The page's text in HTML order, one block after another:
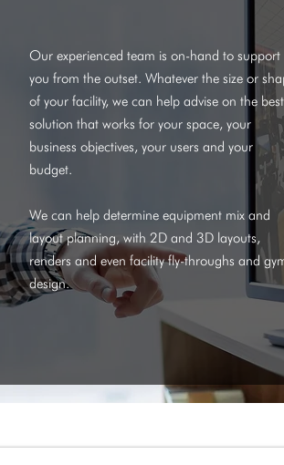
Our experienced team is on-hand to support
you from the outset. Whatever the size or
of your facility, we can help advise on the best
solution that works for your space, your
business objectives, your users and your
budget.
We can help determine equipment mix and
layout planning, with 2D and 3D layouts,
renders and even facility fly-throughs and
design.